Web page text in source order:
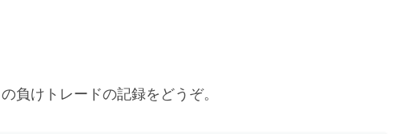
負けトレードの記録をどうぞ。